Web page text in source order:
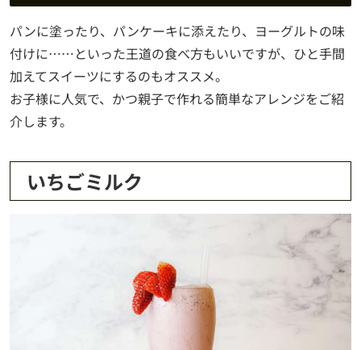
パンに塗ったり、パンケーキに添えたり、ヨーグルトの味
付けに……といった王道の食べ方もいいですが、ひと手間
加えてスイーツにするのもオススメ。
お子様に人気で、かつ親子で作れる簡単なアレンジをご紹
介します。
いちごミルク